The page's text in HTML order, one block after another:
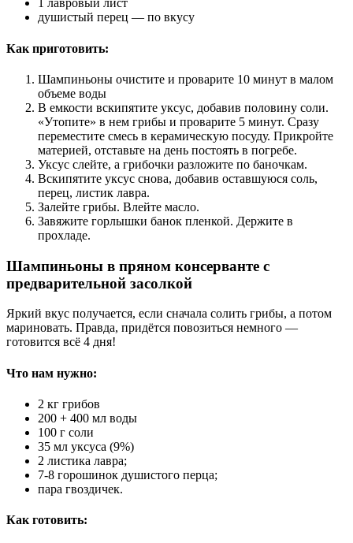
1 лавровый лист
душистый перец — по вкусу
Как приготовить:
Шампиньоны очистите и проварите 10 минут в малом
объеме воды
В емкости вскипятите уксус, добавив половину соли.
«Утопите» в нем грибы и проварите 5 минут. Сразу
переместите смесь в керамическую посуду. Прикройте
материей, отставьте на день постоять в погребе.
Уксус слейте, а грибочки разложите по баночкам.
Вскипятите уксус снова, добавив оставшуюся соль,
перец, листик лавра.
Залейте грибы. Влейте масло.
Завяжите горлышки банок пленкой. Держите в
прохладе.
Шампиньоны в пряном консерванте с
предварительной засолкой
Яркий вкус получается, если сначала солить грибы, а потом
мариновать. Правда, придётся повозиться немного —
готовится всё 4 дня!
Что нам нужно:
2 кг грибов
200 + 400 мл воды
100 г соли
35 мл уксуса (9%)
2 листика лавра;
7-8 горошинок душистого перца;
пара гвоздичек.
Как готовить: